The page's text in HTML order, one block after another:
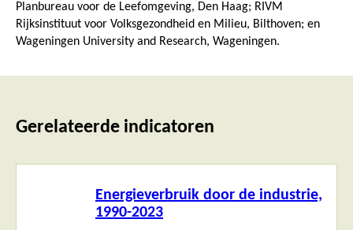
Planbureau voor de Leefomgeving, Den Haag; RIVM
Rijksinstituut voor Volksgezondheid en Milieu, Bilthoven; en
Wageningen University and Research, Wageningen.
Gerelateerde indicatoren
Energieverbruik door de industrie,
1990-2023